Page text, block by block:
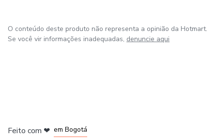
O conteúdo deste produto não representa a opinião da Hotmart.
Se você vir informações inadequadas, denuncie aqui
Feito com ❤ em Bogotá